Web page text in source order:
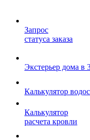
Запрос
статуса заказа
Экстерьер дома в
Калькулятор
Калькулятор
расчета кровли